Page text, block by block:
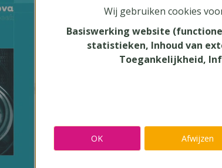
Wiskunde
Secundair Onderwijs, Secundair
Uitgeverij
Wij gebruiken cookies
Basiswerking website
statistieken, Inhoud van
Toegankelijkheid,
OK Afwijzen